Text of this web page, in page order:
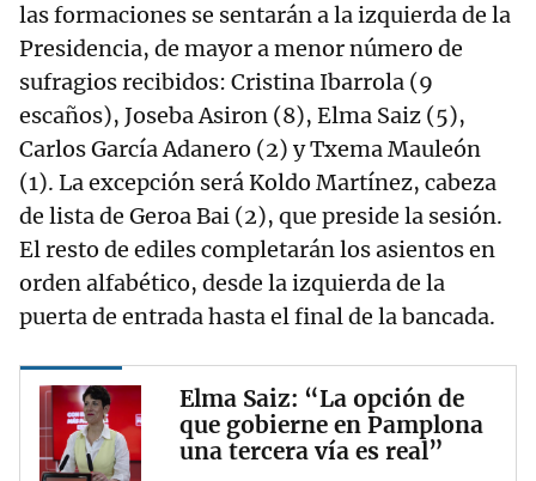
las formaciones se sentarán a la izquierda de la
Presidencia, de mayor a menor número de
sufragios recibidos: Cristina Ibarrola (9
escaños), Joseba Asiron (8), Elma Saiz (5),
Carlos García Adanero (2) y Txema Mauleón
(1). La excepción será Koldo Martínez, cabeza
de lista de Geroa Bai (2), que preside la sesión.
El resto de ediles completarán los asientos en
orden alfabético, desde la izquierda de la
puerta de entrada hasta el final de la bancada.
Elma Saiz: “La opción de
que gobierne en Pamplona
una tercera vía es real”